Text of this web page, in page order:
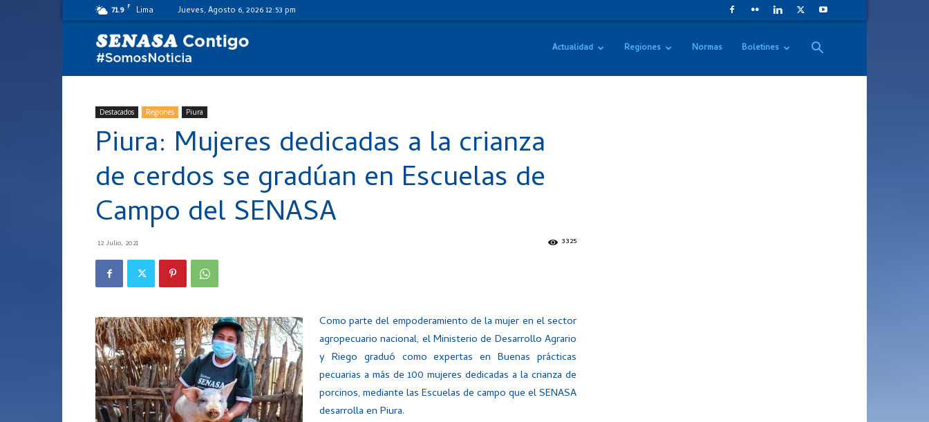
71.9 F Lima Jueves, Agosto 6, 2026 12:53 pm
Actualidad Regiones Normas Boletines
Destacados Regiones Piura
Piura: Mujeres dedicadas a la crianza
de cerdos se gradúan en Escuelas de
Campo del SENASA
12 Julio, 2021 3325
Como parte del empoderamiento de la mujer en el sector
agropecuario nacional, el Ministerio de Desarrollo Agrario
y Riego graduó como expertas en Buenas prácticas
pecuarias a más de 100 mujeres dedicadas a la crianza de
porcinos, mediante las Escuelas de campo que el SENASA
desarrolla en Piura.